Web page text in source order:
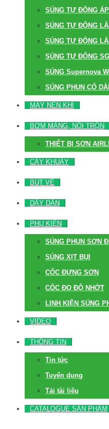
SÚNG TỰ ĐỘNG
SÚNG TỰ ĐỘNG
SÚNG TỰ ĐỘNG
SÚNG TỰ ĐỘNG
SÚNG Supernova
SÚNG PHUN CỔ
MÁY NÉN KHÍ
BƠM MÀNG, NỒI TRỘN
THIẾT BỊ SƠN
CÂY KHUẤY
BÚT VẼ
DÂY DẪN
PHỤ KIỆN
SÚNG PHUN SƠN
SÚNG XỊT BỤI
CỐC ĐỰNG SƠN
CỐC ĐO ĐỘ NHỚT
LINH KIỆN SÚNG
VIDEO
THÔNG TIN
Tin tức
Tuyển dụng
Tải tài liệu
CATALOGUE SẢN PHẨM